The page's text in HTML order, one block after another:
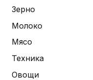
Зерно
Молоко
Мясо
Техника
Овощи